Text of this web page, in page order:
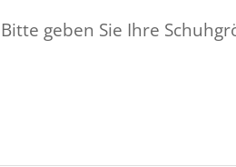
Bitte geben Sie Ihre